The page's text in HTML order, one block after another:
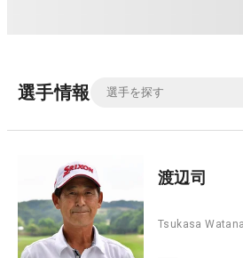
選手情報
渡辺司
Tsukasa